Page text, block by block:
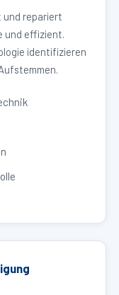
und repariert
und effizient.
identifizieren